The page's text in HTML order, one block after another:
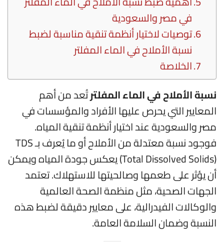
في مصر والسعودية
توصيات لاختيار أنظمة تنقية مناسبة لضبط
نسبة الأملاح في الماء المفلتر
الخلاصة
نسبة الأملاح في الماء المفلترتُعد من أهم
المعايير التي يحرص عليها الأفراد والمؤسسات في
مصر والسعودية عند اختيار أنظمة تنقية المياه.
فوجود نسبة معتدلة من الأملاح أو ما يُعرف بـ TDS
(Total Dissolved Solids) يعكس جودة المياه ويمكن
أن يؤثر على طعمها وصالحيتها للاستهلاك. تعتمد
الجهات الصحية، مثل منظمة الصحة العالمية
والوكالات الفيدرالية، على معايير دقيقة لضبط هذه
النسبة وضمان السلامة العامة.